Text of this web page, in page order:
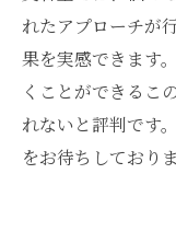
れたアプローチが
果を実感できます
くことができるこ
れないと評判です
をお待ちしており